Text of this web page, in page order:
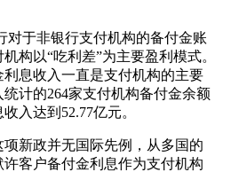
于非银行支付机构的备付金账
构以“吃利差”为主要盈利模式。
息收入一直是支付机构的主要
计的264家支付机构备付金余额
入达到52.77亿元。
新政并无国际先例，从多国的
客户备付金利息作为支付机构